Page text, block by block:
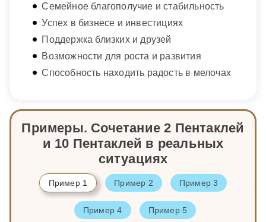
Семейное благополучие и стабильность
Успех в бизнесе и инвестициях
Поддержка близких и друзей
Возможности для роста и развития
Способность находить радость в мелочах
Примеры. Сочетание 2 Пентаклей
и 10 Пентаклей в реальных
ситуациях
Пример 1 Пример 2 Пример 3
Пример 4 Пример 5